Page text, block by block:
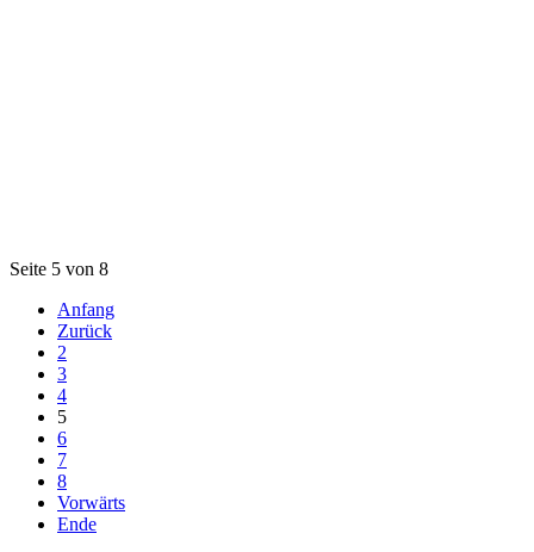
Seite 5 von 8
Anfang
Zurück
2
3
4
5
6
7
8
Vorwärts
Ende